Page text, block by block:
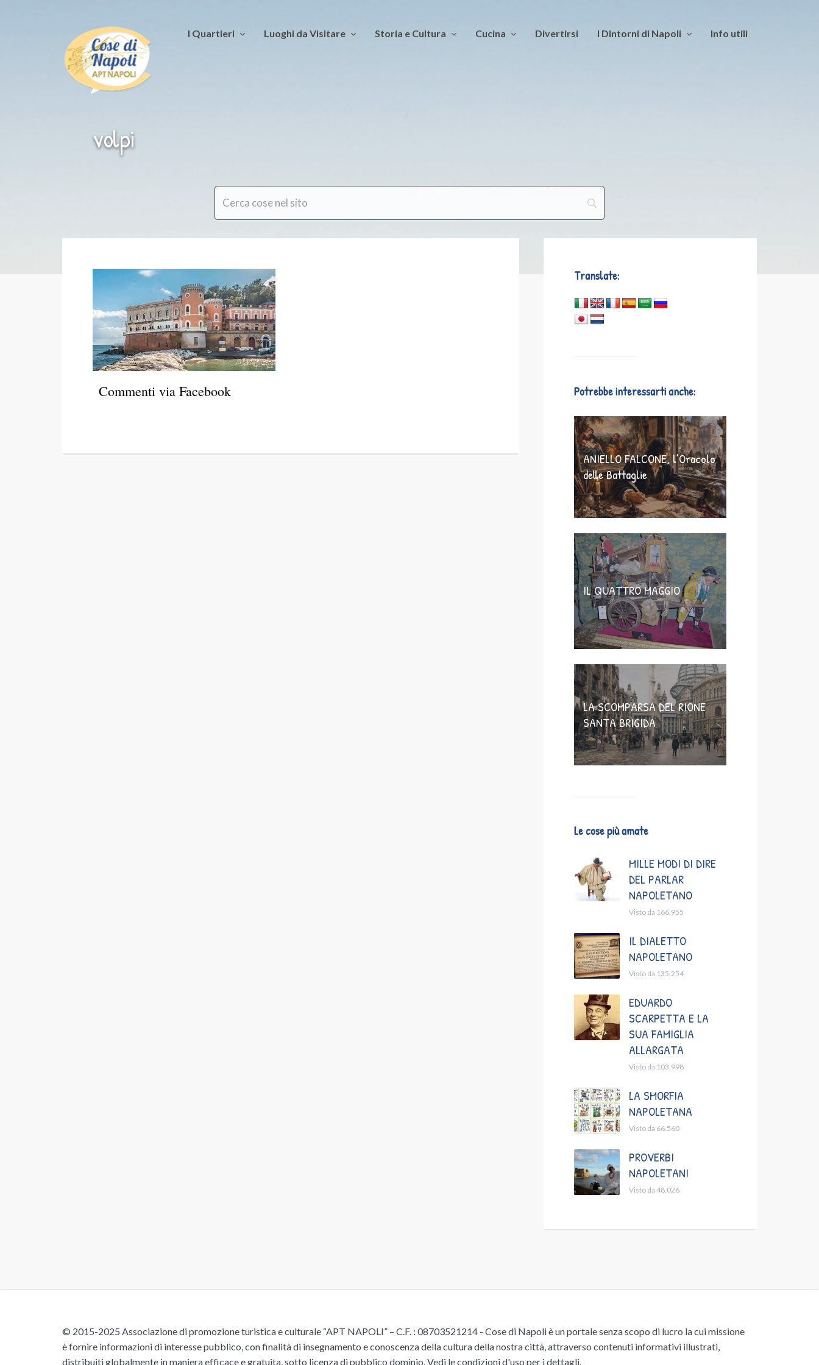
I Quartieri Luoghi da Visitare Storia e Cultura Cucina Divertirsi I Dintorni di Napoli Info utili
volpi
Commenti via Facebook
Translate:
Potrebbe interessarti anche:
ANIELLO FALCONE, l’Oracolo
delle Battaglie
IL QUATTRO MAGGIO
LA SCOMPARSA DEL RIONE
SANTA BRIGIDA
Le cose più amate
MILLE MODI DI DIRE
DEL PARLAR
NAPOLETANO
Visto da 166.955
IL DIALETTO
NAPOLETANO
Visto da 135.254
EDUARDO
SCARPETTA E LA
SUA FAMIGLIA
ALLARGATA
Visto da 103.998
LA SMORFIA
NAPOLETANA
Visto da 66.560
PROVERBI
NAPOLETANI
Visto da 48.026
© 2015-2025 Associazione di promozione turistica e culturale “APT NAPOLI” – C.F. : 08703521214 - Cose di Napoli è un portale senza scopo di lucro la cui missione
è fornire informazioni di interesse pubblico, con finalità di insegnamento e conoscenza della cultura della nostra città, attraverso contenuti informativi illustrati,
distribuiti globalmente in maniera efficace e gratuita, sotto licenza di pubblico dominio.Vedi le condizioni d'uso per i dettagli.